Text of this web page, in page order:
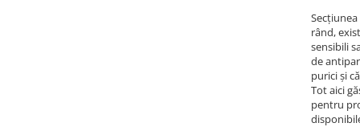
rând,
sensibili
de
purici și
Tot aici
pentru